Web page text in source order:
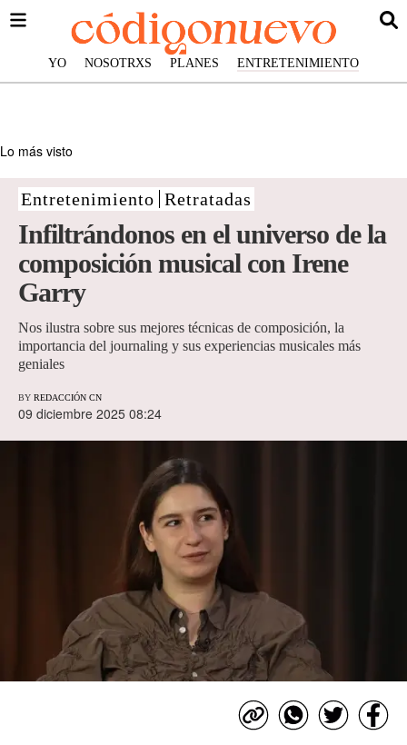
YO NOSOTRXS PLANES ENTRETENIMIENTO
Lo más visto
Entretenimiento Retratadas
Infiltrándonos en el universo de la
composición musical con Irene
Garry
Nos ilustra sobre sus mejores técnicas de composición, la
importancia del journaling y sus experiencias musicales más
geniales
BY REDACCIÓN CN
09 diciembre 2025 08:24